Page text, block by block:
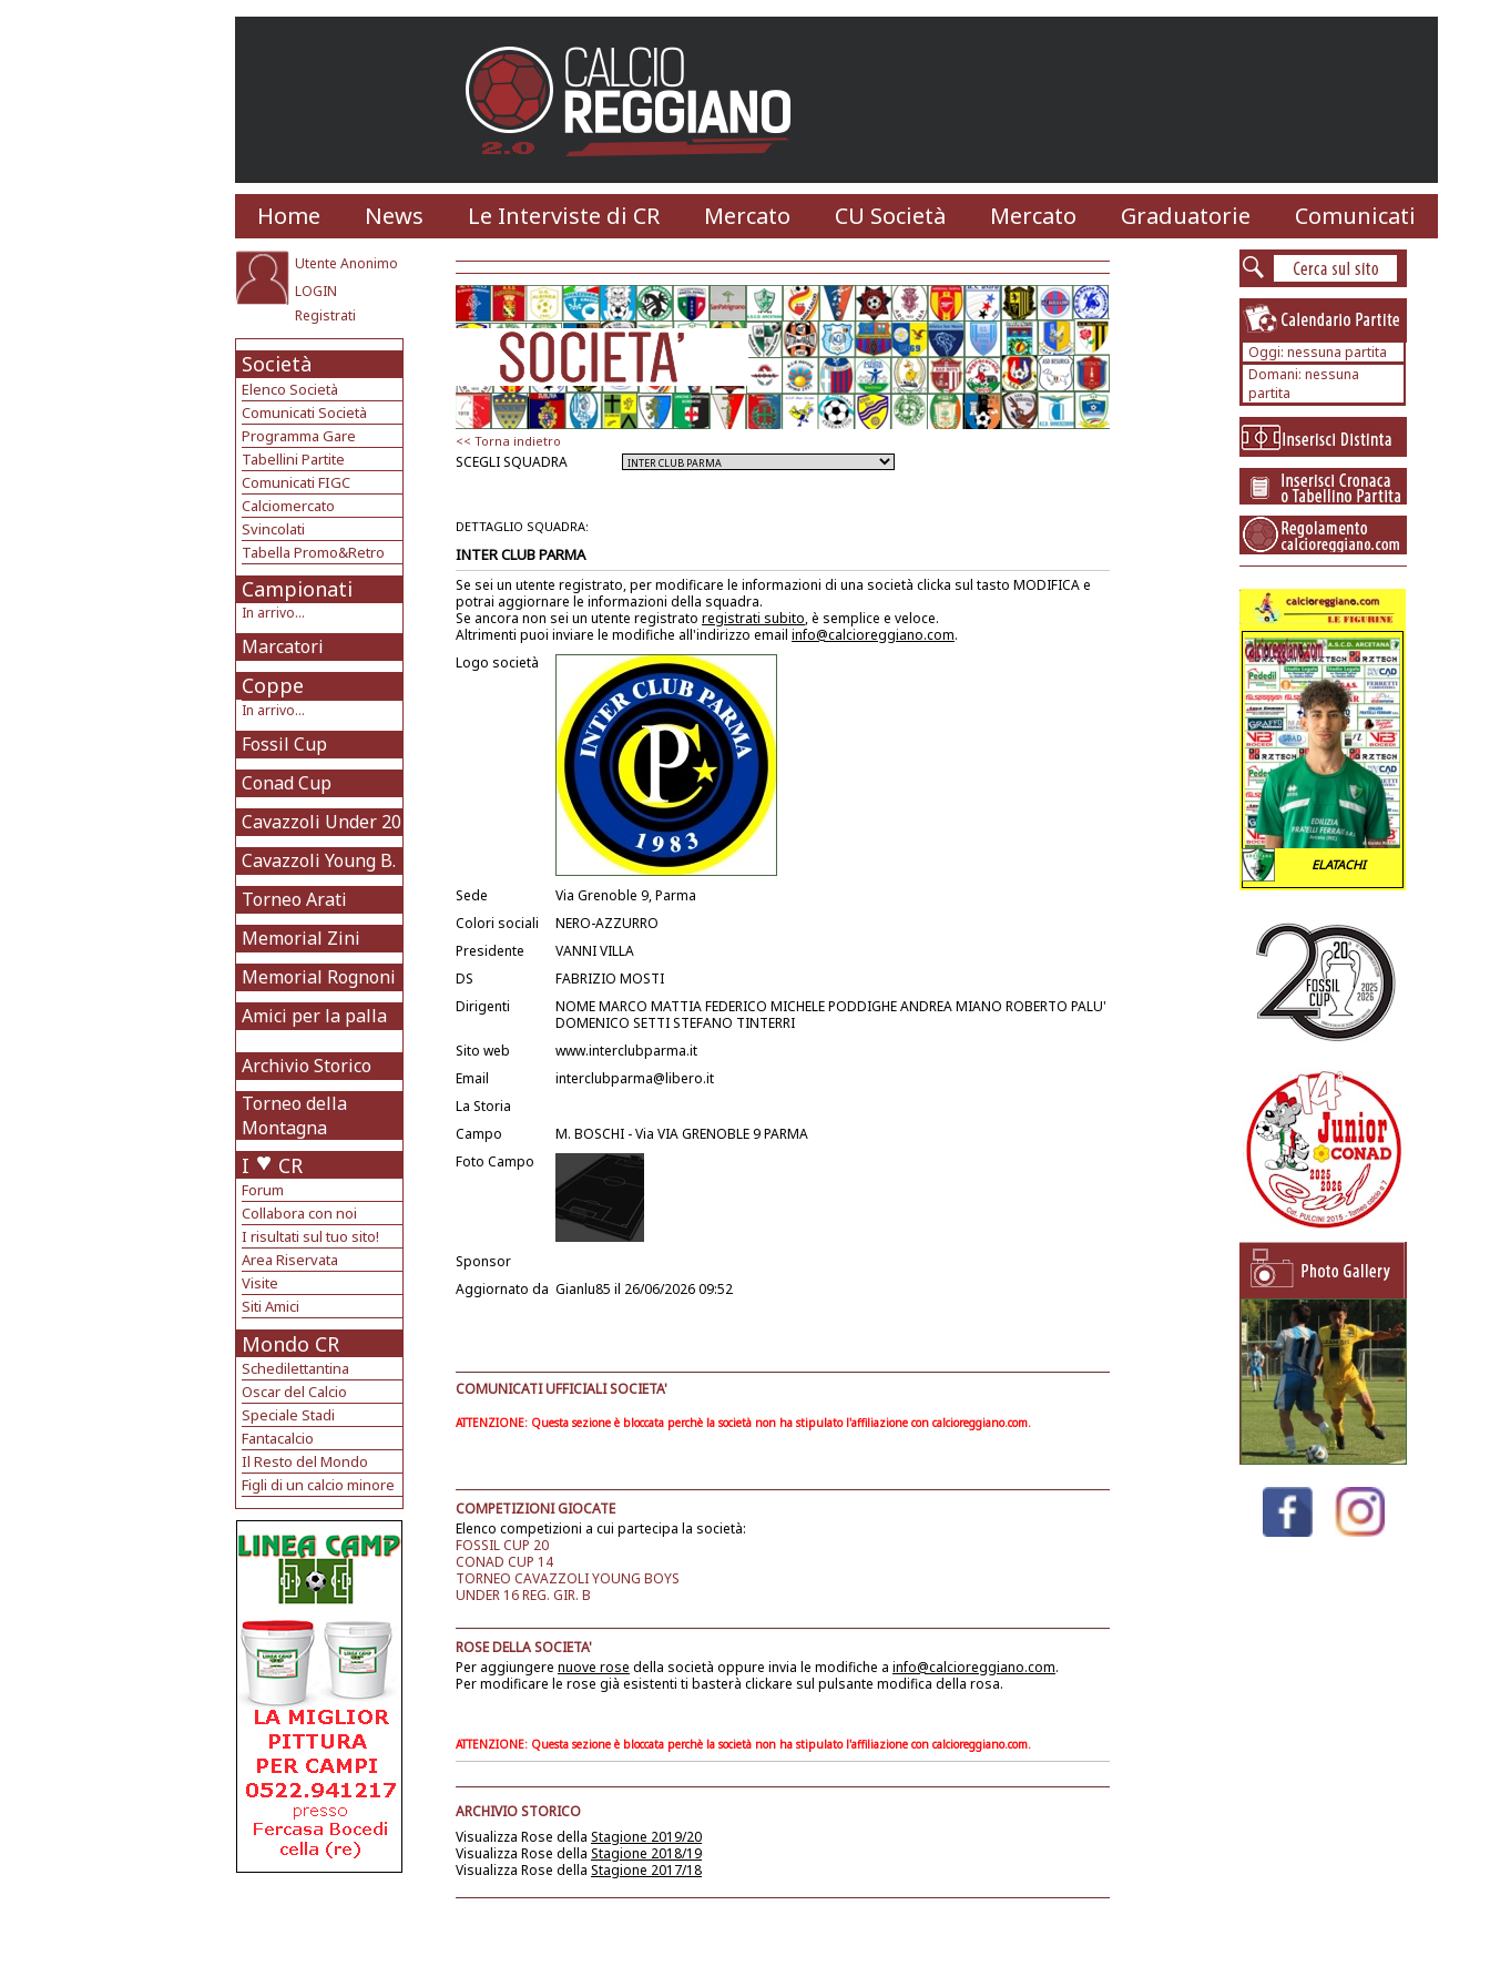
Home News Le Interviste di CR Mercato CU Società Mercato Graduatorie Comunicati
Utente Anonimo
LOGIN
Registrati
Società
Elenco Società
Comunicati Società
Programma Gare
Tabellini Partite
Comunicati FIGC
Calciomercato
Svincolati
Tabella Promo&Retro
Campionati
In arrivo...
Marcatori
Coppe
In arrivo...
Fossil Cup
Conad Cup
Cavazzoli Under 20
Cavazzoli Young B.
Torneo Arati
Memorial Zini
Memorial Rognoni
Amici per la palla
Archivio Storico
Torneo della
Montagna
I CR
Forum
Collabora con noi
I risultati sul tuo sito!
Area Riservata
Visite
Siti Amici
Mondo CR
Schedilettantina
Oscar del Calcio
Speciale Stadi
Fantacalcio
Il Resto del Mondo
Figli di un calcio minore
<< Torna indietro
SCEGLI SQUADRA
DETTAGLIO SQUADRA:
INTER CLUB PARMA
Se sei un utente registrato, per modificare le informazioni di una società clicka sul tasto MODIFICA e
potrai aggiornare le informazioni della squadra.
Se ancora non sei un utente registrato registrati subito, è semplice e veloce.
Altrimenti puoi inviare le modifiche all'indirizzo email info@calcioreggiano.com.
Logo società
Sede
Via Grenoble 9, Parma
Colori sociali
NERO-AZZURRO
Presidente
VANNI VILLA
DS
FABRIZIO MOSTI
Dirigenti
NOME MARCO MATTIA FEDERICO MICHELE PODDIGHE ANDREA MIANO ROBERTO PALU'
DOMENICO SETTI STEFANO TINTERRI
Sito web
www.interclubparma.it
Email
interclubparma@libero.it
La Storia
Campo
M. BOSCHI - Via VIA GRENOBLE 9 PARMA
Foto Campo
Sponsor
Aggiornato da Gianlu85 il 26/06/2026 09:52
COMUNICATI UFFICIALI SOCIETA'
ATTENZIONE: Questa sezione è bloccata perchè la società non ha stipulato l'affiliazione con calcioreggiano.com.
COMPETIZIONI GIOCATE
Elenco competizioni a cui partecipa la società:
FOSSIL CUP 20
CONAD CUP 14
TORNEO CAVAZZOLI YOUNG BOYS
UNDER 16 REG. GIR. B
ROSE DELLA SOCIETA'
Per aggiungere nuove rose della società oppure invia le modifiche a info@calcioreggiano.com.
Per modificare le rose già esistenti ti basterà clickare sul pulsante modifica della rosa.
ATTENZIONE: Questa sezione è bloccata perchè la società non ha stipulato l'affiliazione con calcioreggiano.com.
ARCHIVIO STORICO
Visualizza Rose della Stagione 2019/20
Visualizza Rose della Stagione 2018/19
Visualizza Rose della Stagione 2017/18
Oggi: nessuna partita
Domani: nessuna
partita
ELATACHI